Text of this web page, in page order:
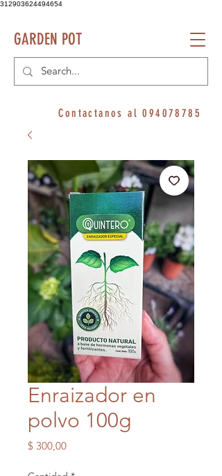
312903624494654
GARDEN POT
Contactanos al094078785
Enraizador en
polvo 100g
$ 300,00Precio